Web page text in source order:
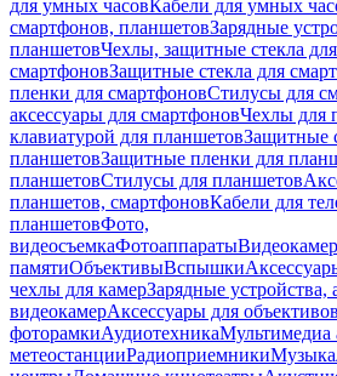
для умных часовКабели для умных
смартфонов, планшетовЗарядные
планшетовЧехлы, защитные стекла
смартфоновЗащитные стекла для
пленки для смартфоновСтилусы для
аксессуары для смартфоновЧехлы для
клавиатурой для планшетовЗащитные
планшетовЗащитные пленки для
планшетовСтилусы для планшетов
планшетов, смартфоновКабели для
планшетовФото,
видеосъемкаФотоаппараты
памятиОбъективыВспышки
чехлы для камерЗарядные устройства,
видеокамерАксессуары для объективов
фоторамкиАудиотехникаМультимедиа
метеостанцииРадиоприемники